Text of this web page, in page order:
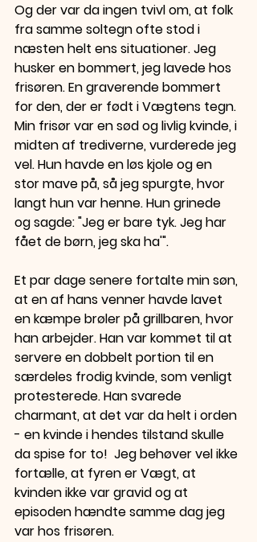
Og der var da ingen tvivl om, at folk
fra samme soltegn ofte stod i
næsten helt ens situationer. Jeg
husker en bommert, jeg lavede hos
frisøren. En graverende bommert
for den, der er født i Vægtens tegn.
Min frisør var en sød og livlig kvinde, i
midten af trediverne, vurderede jeg
vel. Hun havde en løs kjole og en
stor mave på, så jeg spurgte, hvor
langt hun var henne. Hun grinede
og sagde: "Jeg er bare tyk. Jeg har
fået de børn, jeg ska ha'".
Et par dage senere fortalte min søn,
at en af hans venner havde lavet
en kæmpe brøler på grillbaren, hvor
han arbejder. Han var kommet til at
servere en dobbelt portion til en
særdeles frodig kvinde, som venligt
protesterede. Han svarede
charmant, at det var da helt i orden
- en kvinde i hendes tilstand skulle
da spise for to!  Jeg behøver vel ikke
fortælle, at fyren er Vægt, at
kvinden ikke var gravid og at
episoden hændte samme dag jeg
var hos frisøren.